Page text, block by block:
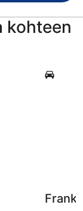
kohteen
Frankfurt